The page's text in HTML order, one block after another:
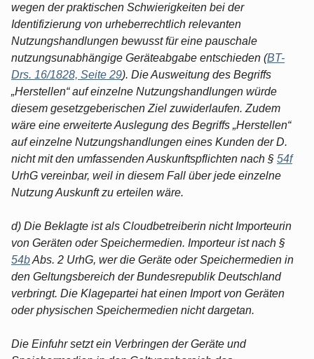
wegen der praktischen Schwierigkeiten bei der
Identifizierung von urheberrechtlich relevanten
Nutzungshandlungen bewusst für eine pauschale
nutzungsunabhängige Geräteabgabe entschieden (BT-
Drs. 16/1828, Seite 29). Die Ausweitung des Begriffs
„Herstellen“ auf einzelne Nutzungshandlungen würde
diesem gesetzgeberischen Ziel zuwiderlaufen. Zudem
wäre eine erweiterte Auslegung des Begriffs „Herstellen“
auf einzelne Nutzungshandlungen eines Kunden der D.
nicht mit den umfassenden Auskunftspflichten nach § 54f
UrhG vereinbar, weil in diesem Fall über jede einzelne
Nutzung Auskunft zu erteilen wäre.
d) Die Beklagte ist als Cloudbetreiberin nicht Importeurin
von Geräten oder Speichermedien. Importeur ist nach §
54bAbs. 2 UrhG, wer die Geräte oder Speichermedien in
den Geltungsbereich der Bundesrepublik Deutschland
verbringt. Die Klagepartei hat einen Import von Geräten
oder physischen Speichermedien nicht dargetan.
Die Einfuhr setzt ein Verbringen der Geräte und